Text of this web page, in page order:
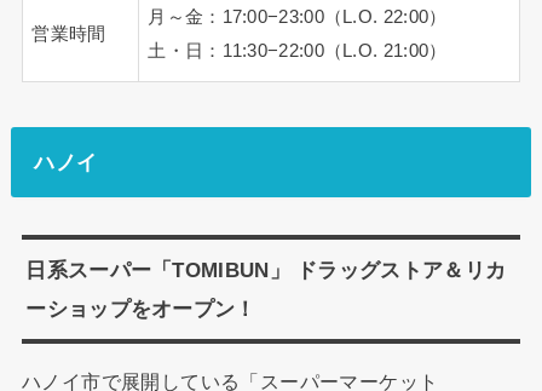
営業時間
月～金：17:00−23:00（L.O. 22:00）
土・日：11:30−22:00（L.O. 21:00）
ハノイ
日系スーパー「TOMIBUN」 ドラッグストア＆リカ
ーショップをオープン！
ハノイ市で展開している「スーパーマーケット